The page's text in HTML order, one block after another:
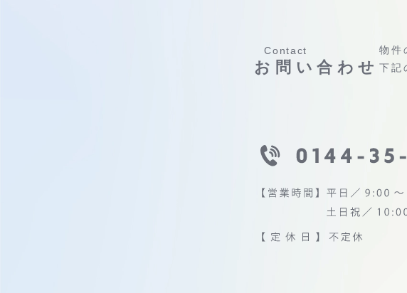
Contact
お問い合わせ
物件
下記